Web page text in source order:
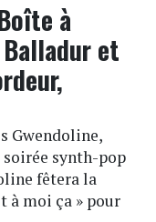
à
et
Gwendoline,
synth-pop
fêtera la
à moi ça » pour